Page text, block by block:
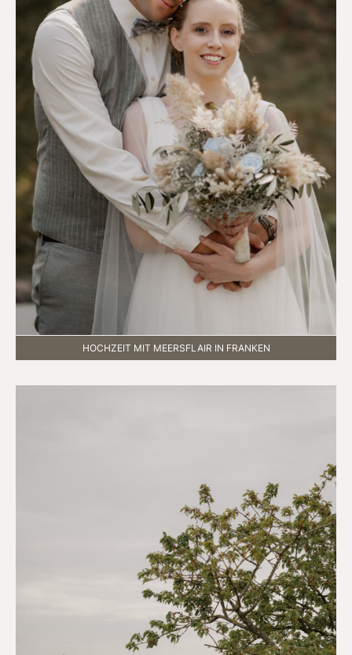
HOCHZEIT MIT MEERSFLAIR IN FRANKEN